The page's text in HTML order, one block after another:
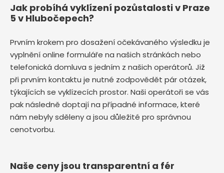
Jak probíhá vyklízení pozůstalosti v Praze
5 v Hlubočepech?
Prvním krokem pro dosažení očekávaného výsledku je
vyplnění online formuláře na našich stránkách nebo
telefonická domluva s jedním z našich operátorů. Již
při prvním kontaktu je nutné zodpovědět pár otázek,
týkajících se vyklízecích prostor. Naši operátoři se vás
pak následně doptají na případné informace, které
nám nebyly sděleny a jsou důležité pro správnou
cenotvorbu.
Naše ceny jsou transparentní a fér